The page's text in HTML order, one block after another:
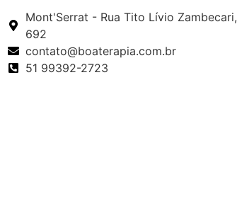
Mont'Serrat - Rua Tito Lívio Zambecari,
692
contato@boaterapia.com.br
51 99392-2723